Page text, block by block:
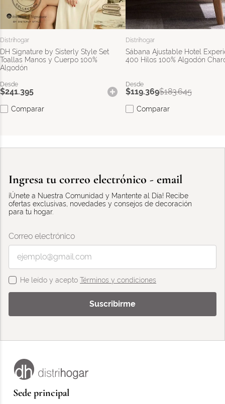
Distrihogar
DH Signature by Sisterly Style Set
Toallas Manos y Cuerpo 100%
Algodón
$241.395
Comparar
Distrihogar
Sábana Ajustable Hotel
400 Hilos 100% Algodón
$119.369$183.645
Comparar
Ingresa tu correo electrónico - email
¡Únete a Nuestra Comunidad y Mantente al Día! Recibe
ofertas exclusivas, novedades y consejos de decoración
para tu hogar.
Correo electrónico
He leído y aceptoTérminos y condiciones
Suscribirme
Sede principal